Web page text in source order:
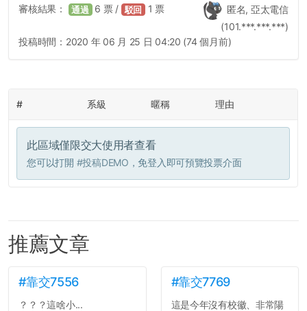
匿名, 亞太電信
(101.***.***.***)
審核結果： 通過 6 票 / 駁回 1 票
投稿時間： 2020 年 06 月 25 日 04:20 (74 個月前)
# 系級 暱稱 理由
此區域僅限交大使用者查看
您可以打開 #投稿DEMO ，免登入即可預覽投票介面
推薦文章
#靠交7556
？？？這啥小...
#靠交7769
這是今年沒有校徽、非常陽